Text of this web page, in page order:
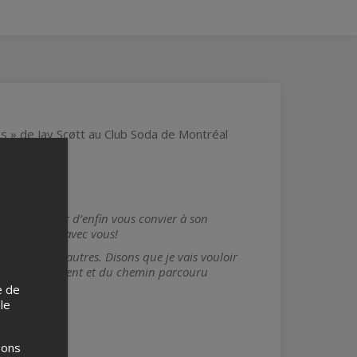
de Jay Scøtt au Club Soda de Montréal
l'honneur d’enfin vous convier à son
chapitre avec vous!
plaire aux autres. Disons que je vais vouloir
: du présent et du chemin parcouru
de